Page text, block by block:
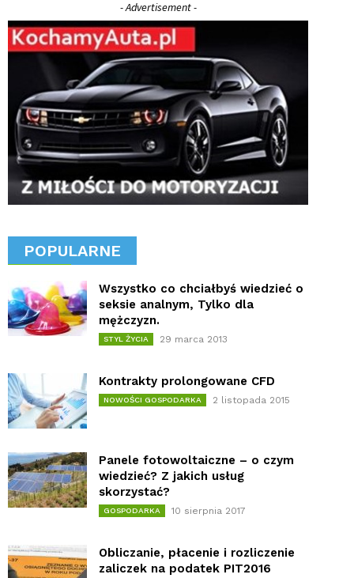
- Advertisement -
POPULARNE
Wszystko co chciałbyś wiedzieć o
seksie analnym, Tylko dla
mężczyzn.
STYL ŻYCIA 29 marca 2013
Kontrakty prolongowane CFD
NOWOŚCI GOSPODARKA 2 listopada 2015
Panele fotowoltaiczne – o czym
wiedzieć? Z jakich usług
skorzystać?
GOSPODARKA 10 sierpnia 2017
Obliczanie, płacenie i rozliczenie
zaliczek na podatek PIT2016